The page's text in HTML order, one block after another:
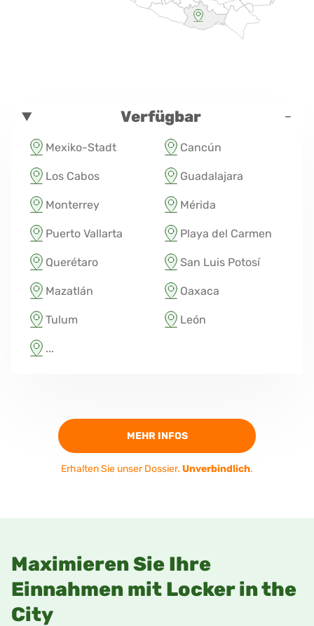
Verfügbar -
Mexiko-Stadt Cancún
Los Cabos Guadalajara
Monterrey Mérida
Puerto Vallarta Playa del Carmen
Querétaro San Luis Potosí
Mazatlán Oaxaca
Tulum León
...
MEHR INFOS
Erhalten Sie unser Dossier. Unverbindlich.
Maximieren Sie Ihre
Einnahmen mit Locker in the
City